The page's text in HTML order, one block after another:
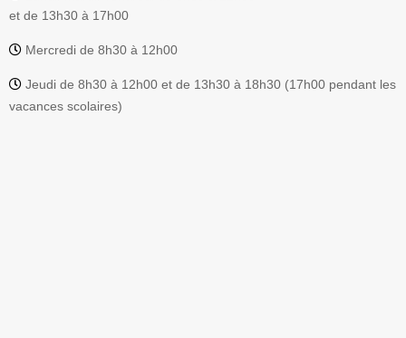
et de 13h30 à 17h00
Mercredi de 8h30 à 12h00
Jeudi de 8h30 à 12h00 et de 13h30 à 18h30 (17h00 pendant les
vacances scolaires)